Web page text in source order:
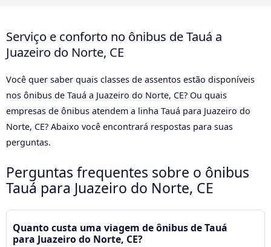
Serviço e conforto no ônibus de Tauá a
Juazeiro do Norte, CE
Você quer saber quais classes de assentos estão disponíveis
nos ônibus de Tauá a Juazeiro do Norte, CE? Ou quais
empresas de ônibus atendem a linha Tauá para Juazeiro do
Norte, CE? Abaixo você encontrará respostas para suas
perguntas.
Perguntas frequentes sobre o ônibus
Tauá para Juazeiro do Norte, CE
Quanto custa uma viagem de ônibus de Tauá
para Juazeiro do Norte, CE?